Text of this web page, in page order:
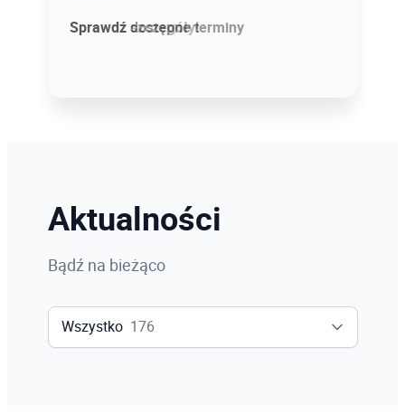
Sprawdź szczegóły!
Sprawdź dostępne terminy
Aktualności
Bądź na bieżąco
Wszystko 176